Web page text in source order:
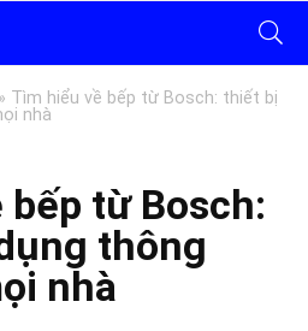
» Tìm hiểu về bếp từ Bosch: thiết bị
nhà
từ Bosch:
thông
nhà